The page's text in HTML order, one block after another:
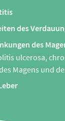
des
des
ulcerosa,
Magens und